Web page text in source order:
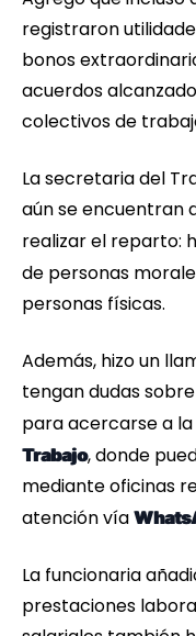
registraron
bonos
acuerdos
colectivos de
La secretaria del
aún se encuentran
realizar el reparto:
de personas
personas físicas.
Además, hizo un
tengan dudas
para acercarse a
Trabajo, donde
mediante oficinas
atención vía
La funcionaria
prestaciones